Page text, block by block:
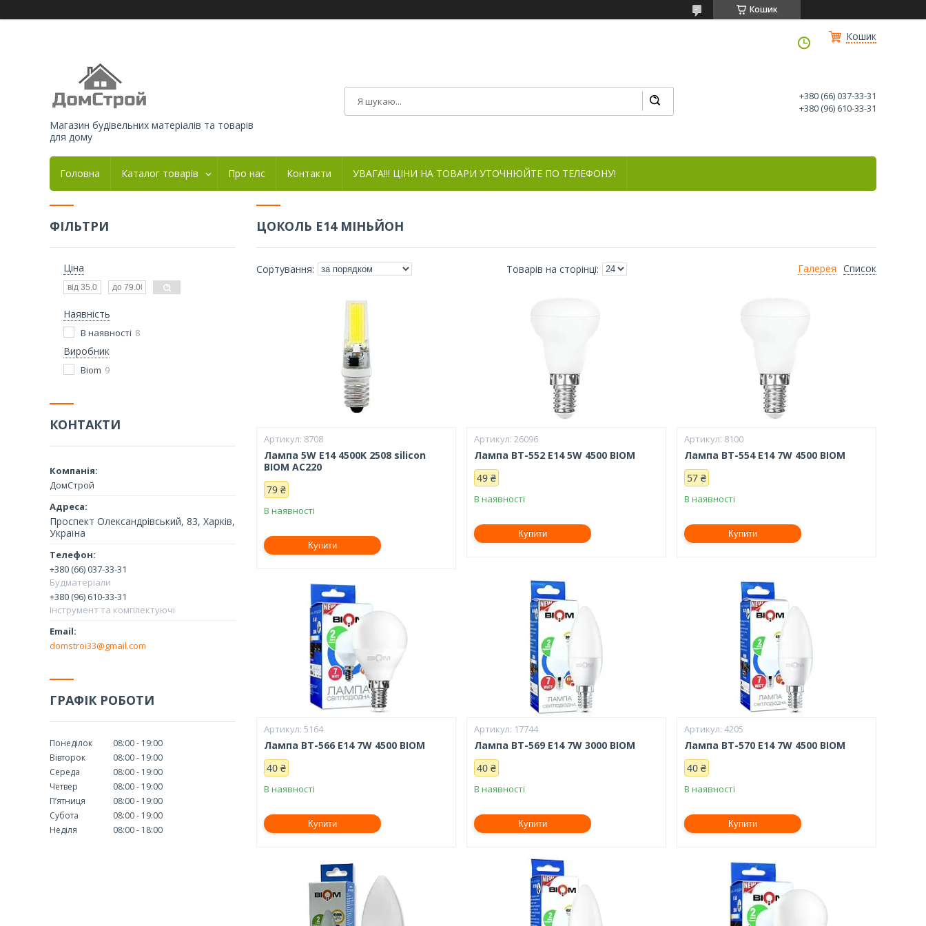
Кошик
Кошик
Магазин будівельних матеріалів та товарів
для дому
+380 (66) 037-33-31
+380 (96) 610-33-31
Головна Каталог товарів Про нас Контакти УВАГА!!! ЦІНИ НА ТОВАРИ УТОЧНЮЙТЕ ПО ТЕЛЕФОНУ!
ЦОКОЛЬ Е14 МІНЬЙОН
Галерея Список
8708
Лампа 5W E14 4500K 2508 silicon
BIOM AC220
79 ₴
В наявності
Купити
26096
Лампа BT-552 E14 5W 4500 BIOM
49 ₴
В наявності
Купити
8100
Лампа BT-554 E14 7W 4500 BIOM
57 ₴
В наявності
Купити
5164
Лампа BT-566 E14 7W 4500 BIOM
40 ₴
В наявності
Купити
17744
Лампа BT-569 E14 7W 3000 BIOM
40 ₴
В наявності
Купити
4205
Лампа BT-570 E14 7W 4500 BIOM
40 ₴
В наявності
Купити
ФІЛЬТРИ
Ціна
Наявність
В наявності 8
Виробник
Biom 9
КОНТАКТИ
ДомСтрой
Проспект Олександрівський, 83, Харків,
Україна
+380 (66) 037-33-31
Будматеріали
+380 (96) 610-33-31
Інструмент та комплектуючі
domstroi33@gmail.com
ГРАФІК РОБОТИ
Понеділок 08:00
19:00
Вівторок
08:00
19:00
Середа
08:00
19:00
Четвер
08:00
19:00
Пʼятниця
08:00
19:00
Субота
08:00
19:00
Неділя
08:00 18:00